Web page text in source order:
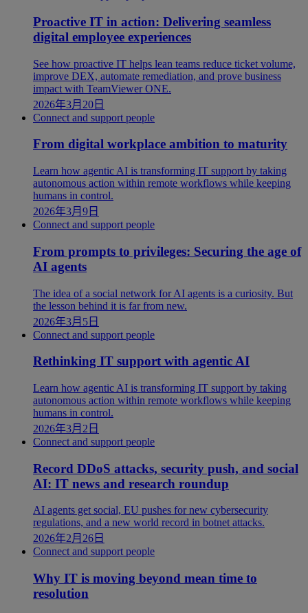
Proactive IT in action: Delivering seamless
digital employee experiences
See how proactive IT helps lean teams reduce ticket volume,
improve DEX, automate remediation, and prove business
impact with TeamViewer ONE.
2026年3月20日
Connect and support people
From digital workplace ambition to maturity
Learn how agentic AI is transforming IT support by taking
autonomous action within remote workflows while keeping
humans in control.
2026年3月9日
Connect and support people
From prompts to privileges: Securing the age of
AI agents
The idea of a social network for AI agents is a curiosity. But
the lesson behind it is far from new.
2026年3月5日
Connect and support people
Rethinking IT support with agentic AI
Learn how agentic AI is transforming IT support by taking
autonomous action within remote workflows while keeping
humans in control.
2026年3月2日
Connect and support people
Record DDoS attacks, security push, and social
AI: IT news and research roundup
AI agents get social, EU pushes for new cybersecurity
regulations, and a new world record in botnet attacks.
2026年2月26日
Connect and support people
Why IT is moving beyond mean time to
resolution